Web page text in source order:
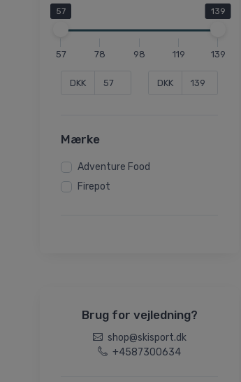
57 139
57 78 98 119 139
DKK DKK
Mærke
Adventure Food
Firepot
Brug for vejledning?
shop@skisport.dk
+4587300634